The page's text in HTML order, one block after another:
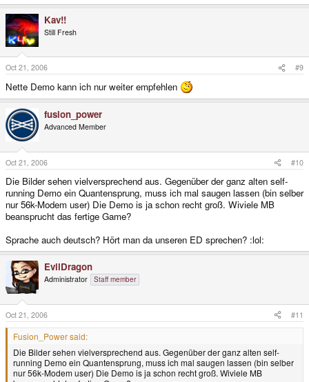
Kav!!
Still Fresh
Oct 21, 2006 #9
Nette Demo kann ich nur weiter empfehlen
fusion_power
Advanced Member
Oct 21, 2006 #10
Die Bilder sehen vielversprechend aus. Gegenüber der ganz alten self-
running Demo ein Quantensprung, muss ich mal saugen lassen (bin selber
nur 56k-Modem user) Die Demo is ja schon recht groß. Wiviele MB
beansprucht das fertige Game?
Sprache auch deutsch? Hört man da unseren ED sprechen? :lol:
EvilDragon
Administrator Staff member
Oct 21, 2006 #11
Fusion_Power said:
Die Bilder sehen vielversprechend aus. Gegenüber der ganz alten self-
running Demo ein Quantensprung, muss ich mal saugen lassen (bin selber
nur 56k-Modem user) Die Demo is ja schon recht groß. Wiviele MB